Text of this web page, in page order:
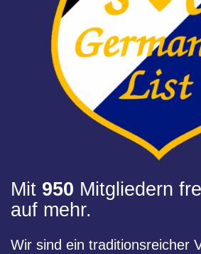
Mit 950 Mitgliedern
auf mehr.
Wir sind ein traditionsreicher